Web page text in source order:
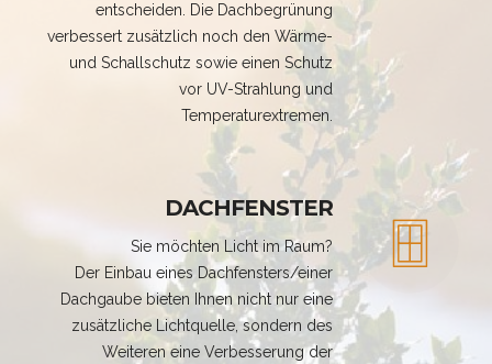
entscheiden. Die Dachbegrünung
verbessert zusätzlich noch den Wärme-
und Schallschutz sowie einen Schutz
vor UV-Strahlung und
Temperaturextremen.
DACHFENSTER
Sie möchten Licht im Raum?
Der Einbau eines Dachfensters/einer
Dachgaube bieten Ihnen nicht nur eine
zusätzliche Lichtquelle, sondern des
Weiteren eine Verbesserung der